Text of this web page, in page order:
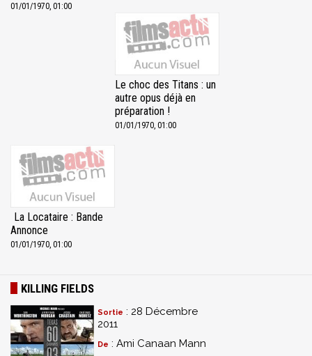
01/01/1970, 01:00
Le choc des Titans : un
autre opus déjà en
préparation !
01/01/1970, 01:00
La Locataire : Bande
Annonce
01/01/1970, 01:00
KILLING FIELDS
Sortie : 28 Décembre
2011
De : Ami Canaan Mann